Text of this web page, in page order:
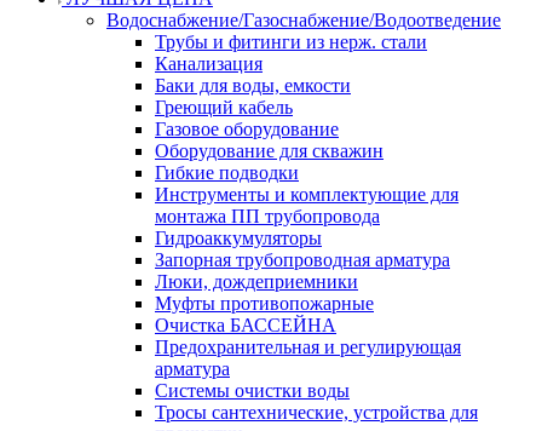
Водоснабжение/Газоснабжение/Водоотведение
Трубы и фитинги из нерж. стали
Канализация
Баки для воды, емкости
Греющий кабель
Газовое оборудование
Оборудование для скважин
Гибкие подводки
Инструменты и комплектующие для
монтажа ПП трубопровода
Гидроаккумуляторы
Запорная трубопроводная арматура
Люки, дождеприемники
Муфты противопожарные
Очистка БАССЕЙНА
Предохранительная и регулирующая
арматура
Системы очистки воды
Тросы сантехнические, устройства для